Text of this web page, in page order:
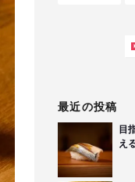
最近の投稿
目
え